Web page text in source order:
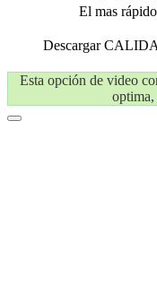
El mas rápido
Descargar
Esta opción de video
optima,